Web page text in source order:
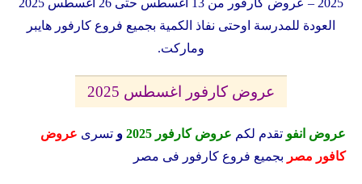
العودة للمدرسة اوحتى نفاذ الكمية بجميع فروع كارفور هايبر
وماركت.
عروض كارفور اغسطس 2025
عروض انفو تقدم لكم عروض كارفور 2025 و تسرى عروض
كافور مصر بجميع فروع كارفور فى مصر